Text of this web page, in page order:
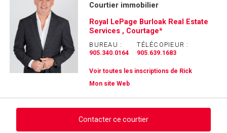
Courtier immobilier
Royal LePage Burloak Real Estate
Services , Courtage*
BUREAU :
905.340.0164
TÉLÉCOPIEUR :
905.639.1683
Voir toutes les inscriptions de Rick
Mon site Web
Contacter ce courtier